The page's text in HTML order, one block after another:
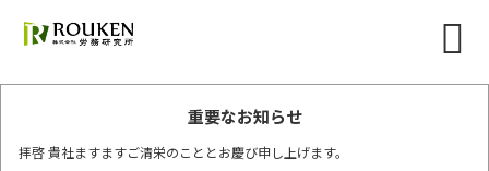
重要なお知らせ
拝啓 貴社ますますご清栄のこととお慶び申し上げます。